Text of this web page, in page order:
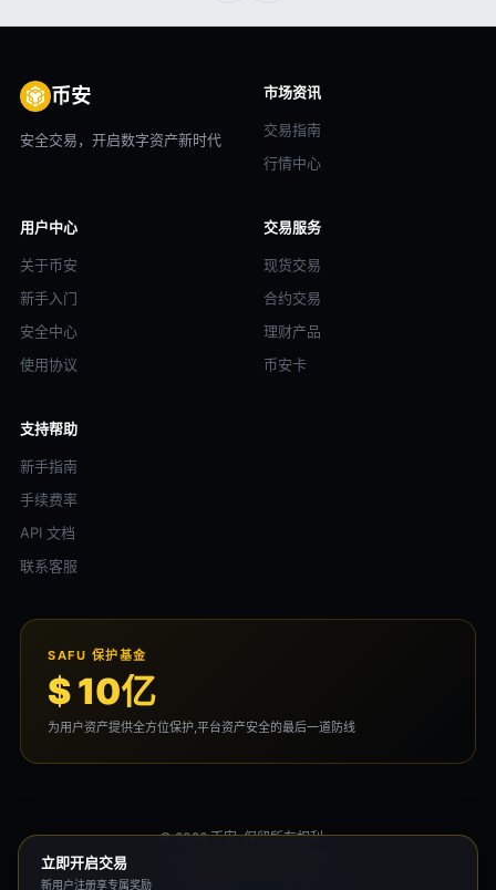
币安
安全交易，开启数字资产新时代
市场资讯
交易指南
行情中心
用户中心
关于币安
新手入门
安全中心
使用协议
交易服务
现货交易
合约交易
理财产品
币安卡
支持帮助
新手指南
手续费率
API 文档
联系客服
SAFU 保护基金
$ 10亿
为用户资产提供全方位保护,平台资产安全的最后一道防线
© 2026 币安. 保留所有权利。
立即开启交易
新用户注册享专属奖励